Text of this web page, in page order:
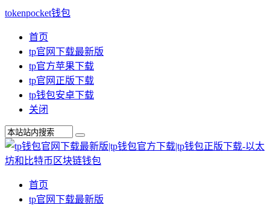
tokenpocket钱包
首页
tp官网下载最新版
tp官方苹果下载
tp官网正版下载
tp钱包安卓下载
关闭
首页
tp官网下载最新版